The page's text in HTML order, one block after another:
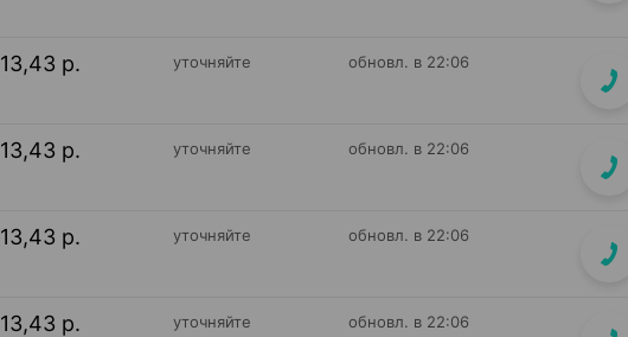
13,43 р. уточняйте обновл. в 22:06
13,43 р. уточняйте обновл. в 22:06
13,43 р. уточняйте обновл. в 22:06
13,43 р. уточняйте обновл. в 22:06